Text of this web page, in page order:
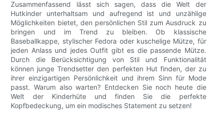
Zusammenfassend lässt sich sagen, dass die Welt der
Hutkinder unterhaltsam und aufregend ist und unzählige
Möglichkeiten bietet, den persönlichen Stil zum Ausdruck zu
bringen und im Trend zu bleiben. Ob klassische
Baseballkappe, stylischer Fedora oder kuschelige Mütze, für
jeden Anlass und jedes Outfit gibt es die passende Mütze.
Durch die Berücksichtigung von Stil und Funktionalität
können junge Trendsetter den perfekten Hut finden, der zu
ihrer einzigartigen Persönlichkeit und ihrem Sinn für Mode
passt. Warum also warten? Entdecken Sie noch heute die
Welt der Kinderhüte und finden Sie die perfekte
Kopfbedeckung, um ein modisches Statement zu setzen!